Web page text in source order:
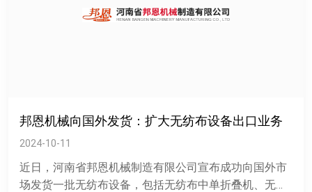
邦恩机械向国外发货：扩大无纺布设备出口业务
2024-10-11
近日，河南省邦恩机械制造有限公司宣布成功向国外市
场发货一批无纺布设备，包括无纺布中单折叠机、无纺